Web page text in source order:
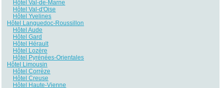
Hôtel Val-de-Marne
Hôtel Val-d'Oise
Hôtel Yvelines
Hôtel Languedoc-Roussillon
Hôtel Aude
Hôtel Gard
Hôtel Hérault
Hôtel Lozère
Hôtel Pyrénées-Orientales
Hôtel Limousin
Hôtel Corrèze
Hôtel Creuse
Hôtel Haute-Vienne